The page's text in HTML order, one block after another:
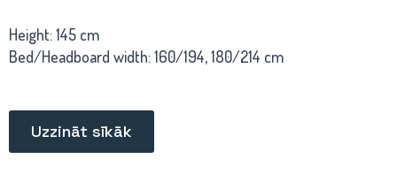
Height: 145 cm
Bed/Headboard width: 160/194, 180/214 cm
Uzzināt sīkāk